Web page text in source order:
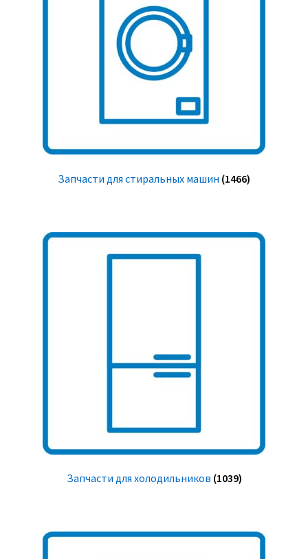
Запчасти для стиральных машин (1466)
Запчасти для холодильников (1039)